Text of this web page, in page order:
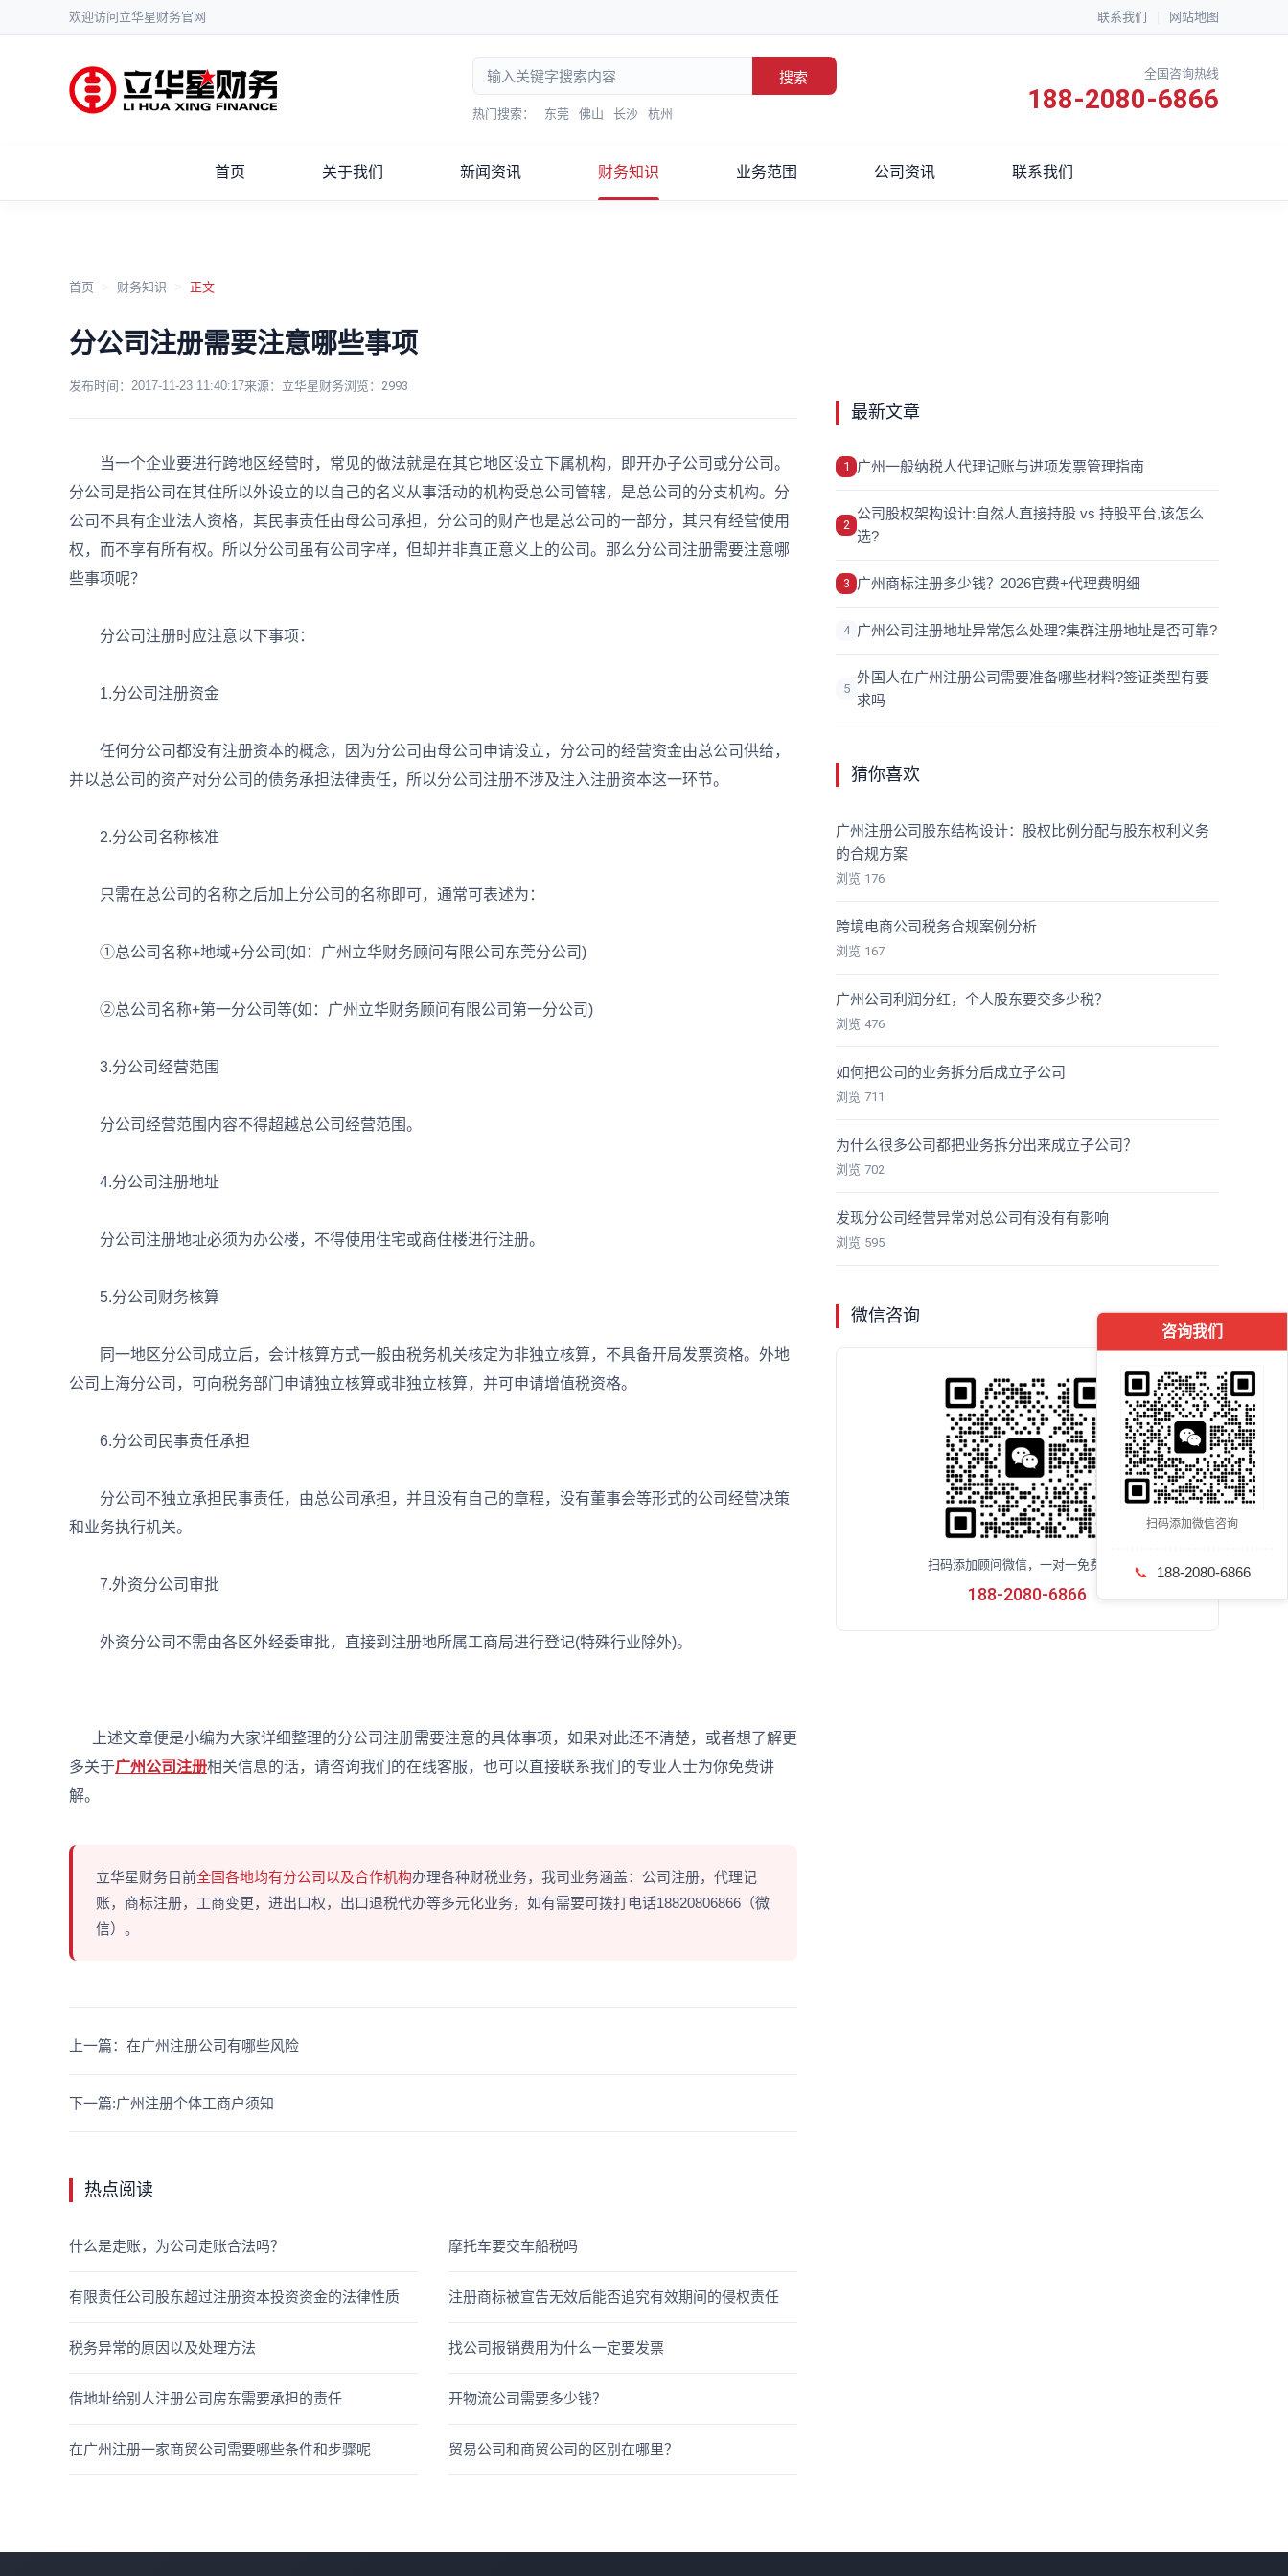
欢迎访问立华星财务官网 联系我们 网站地图
搜索
热门搜索： 东莞 佛山 长沙 杭州
全国咨询热线
188-2080-6866
首页 关于我们 新闻资讯 财务知识 业务范围 公司资讯 联系我们
首页 财务知识 正文
分公司注册需要注意哪些事项
发布时间： 2017-11-23 11:40:17来源：立华星财务浏览： 2993
当一个企业要进行跨地区经营时，常见的做法就是在其它地区设立下属机构，即开办子公司或分公司。
分公司是指公司在其住所以外设立的以自己的名义从事活动的机构受总公司管辖，是总公司的分支机构。分
公司不具有企业法人资格，其民事责任由母公司承担，分公司的财产也是总公司的一部分，其只有经营使用
权，而不享有所有权。所以分公司虽有公司字样，但却并非真正意义上的公司。那么分公司注册需要注意哪
些事项呢？
分公司注册时应注意以下事项：
1.分公司注册资金
任何分公司都没有注册资本的概念，因为分公司由母公司申请设立，分公司的经营资金由总公司供给，
并以总公司的资产对分公司的债务承担法律责任，所以分公司注册不涉及注入注册资本这一环节。
2.分公司名称核准
只需在总公司的名称之后加上分公司的名称即可，通常可表述为：
①总公司名称+地域+分公司(如：广州立华财务顾问有限公司东莞分公司)
②总公司名称+第一分公司等(如：广州立华财务顾问有限公司第一分公司)
3.分公司经营范围
分公司经营范围内容不得超越总公司经营范围。
4.分公司注册地址
分公司注册地址必须为办公楼，不得使用住宅或商住楼进行注册。
5.分公司财务核算
同一地区分公司成立后，会计核算方式一般由税务机关核定为非独立核算，不具备开局发票资格。外地
公司上海分公司，可向税务部门申请独立核算或非独立核算，并可申请增值税资格。
6.分公司民事责任承担
分公司不独立承担民事责任，由总公司承担，并且没有自己的章程，没有董事会等形式的公司经营决策
和业务执行机关。
7.外资分公司审批
外资分公司不需由各区外经委审批，直接到注册地所属工商局进行登记(特殊行业除外)。
上述文章便是小编为大家详细整理的分公司注册需要注意的具体事项，如果对此还不清楚，或者想了解更
多关于广州公司注册相关信息的话，请咨询我们的在线客服，也可以直接联系我们的专业人士为你免费讲
解。
立华星财务目前全国各地均有分公司以及合作机构办理各种财税业务，我司业务涵盖：公司注册，代理记
账，商标注册，工商变更，进出口权，出口退税代办等多元化业务，如有需要可拨打电话18820806866（微
信）。
下一篇:广州注册个体工商户须知
上一篇：在广州注册公司有哪些风险
热点阅读
什么是走账，为公司走账合法吗？ 摩托车要交车船税吗
有限责任公司股东超过注册资本投资资金的法律性质 注册商标被宣告无效后能否追究有效期间的侵权责任
税务异常的原因以及处理方法 找公司报销费用为什么一定要发票
借地址给别人注册公司房东需要承担的责任 开物流公司需要多少钱？
在广州注册一家商贸公司需要哪些条件和步骤呢 贸易公司和商贸公司的区别在哪里？
最新文章
1 广州一般纳税人代理记账与进项发票管理指南
2
公司股权架构设计:自然人直接持股 vs 持股平台,该怎么
选?
3 广州商标注册多少钱？2026官费+代理费明细
4 广州公司注册地址异常怎么处理?集群注册地址是否可靠?
5
外国人在广州注册公司需要准备哪些材料?签证类型有要
求吗
猜你喜欢
广州注册公司股东结构设计：股权比例分配与股东权利义务
的合规方案
浏览 176
跨境电商公司税务合规案例分析
浏览 167
广州公司利润分红，个人股东要交多少税？
浏览 476
如何把公司的业务拆分后成立子公司
浏览 711
为什么很多公司都把业务拆分出来成立子公司？
浏览 702
发现分公司经营异常对总公司有没有有影响
浏览 595
微信咨询
扫码添加顾问微信，一对一免费咨询
188-2080-6866
咨询我们
扫码添加微信咨询
📞 188-2080-6866